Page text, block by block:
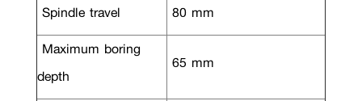
Spindle travel
80 mm
Maximum boring
depth
65 mm